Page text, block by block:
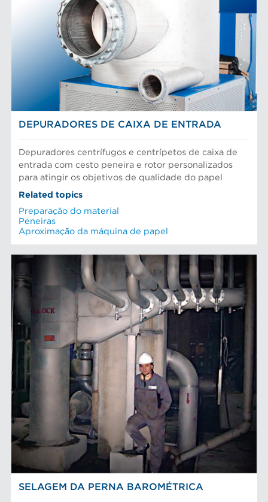
DEPURADORES DE CAIXA DE ENTRADA
Depuradores centrífugos e centrípetos de caixa de
entrada com cesto peneira e rotor personalizados
para atingir os objetivos de qualidade do papel
Related topics
Preparação do material
Peneiras
Aproximação da máquina de papel
SELAGEM DA PERNA BAROMÉTRICA